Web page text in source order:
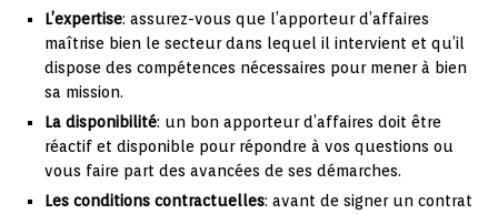
L’expertise: assurez-vous que l’apporteur d’affaires
maîtrise bien le secteur dans lequel il intervient et qu’il
dispose des compétences nécessaires pour mener à bien
sa mission.
La disponibilité: un bon apporteur d’affaires doit être
réactif et disponible pour répondre à vos questions ou
vous faire part des avancées de ses démarches.
Les conditions contractuelles: avant de signer un contrat